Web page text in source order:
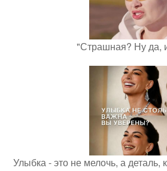
"Страшная? Ну да,
Улыбка - это не мелочь, а деталь,